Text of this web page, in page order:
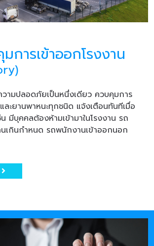
การเข้าออกโรงงาน
วามปลอดภัยเป็นหนึ่งเดียว ควบคุมการ
ละยานพาหนะทุกชนิด แจ้งเตือนทันทีเมื่อ
มีบุคคลต้องห้ามเข้ามาในโรงงาน รถ
เกินกำหนด รถพนักงานเข้าออกนอก